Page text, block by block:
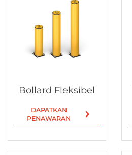
Bollard Fleksibel
DAPATKAN
PENAWARAN